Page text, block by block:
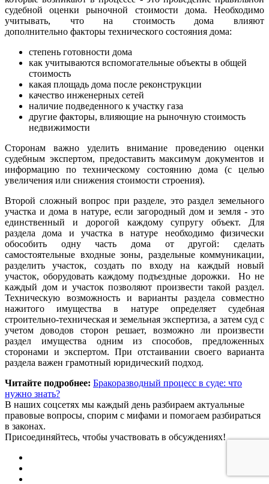
судебной оценки рыночной стоимости дома. Необходимо
учитывать, что на стоимость дома влияют
дополнительно факторы технического состояния дома:
степень готовности дома
как учитываются вспомогательные объекты в общей
стоимость
какая площадь дома после реконструкции
качество инженерных сетей
наличие подведенного к участку газа
другие факторы, влияющие на рыночную стоимость
недвижимости
Сторонам важно уделить внимание проведению оценки
судебным экспертом, предоставить максимум документов и
информацию по техническому состоянию дома (с целью
увеличения или снижения стоимости строения).
Второй сложный вопрос при разделе, это раздел земельного
участка и дома в натуре, если загородный дом и земля - это
единственный и дорогой каждому супругу объект. Для
раздела дома и участка в натуре необходимо физически
обособить одну часть дома от другой: сделать
самостоятельные входные зоны, раздельные коммуникации,
разделить участок, создать по входу на каждый новый
участок, оборудовать каждому подъездные дорожки. Но не
каждый дом и участок позволяют произвести такой раздел.
Техническую возможность и варианты раздела совместно
нажитого имущества в натуре определяет судебная
строительно-техническая и земельная экспертиза, а затем суд с
учетом доводов сторон решает, возможно ли произвести
раздел имущества одним из способов, предложенных
сторонами и экспертом. При отстаивании своего варианта
раздела важен грамотный юридический подход.
Читайте подробнее: Бракоразводный процесс в суде: что
нужно знать?
В наших соцсетях мы каждый день разбираем актуальные
правовые вопросы, спорим с мифами и помогаем разбираться
в законах.
Присоединяйтесь, чтобы участвовать в обсуждениях!